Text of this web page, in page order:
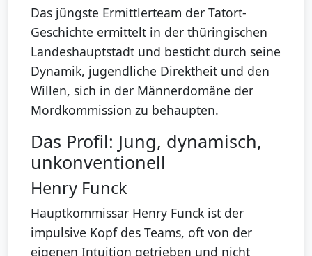
Das jüngste Ermittlerteam der Tatort-
Geschichte ermittelt in der thüringischen
Landeshauptstadt und besticht durch seine
Dynamik, jugendliche Direktheit und den
Willen, sich in der Männerdomäne der
Mordkommission zu behaupten.
Das Profil: Jung, dynamisch,
unkonventionell
Henry Funck
Hauptkommissar Henry Funck ist der
impulsive Kopf des Teams, oft von der
eigenen Intuition getrieben und nicht